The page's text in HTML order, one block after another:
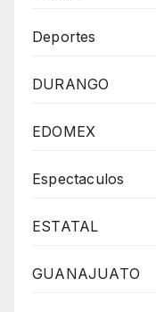
Deportes
DURANGO
EDOMEX
Espectaculos
ESTATAL
GUANAJUATO